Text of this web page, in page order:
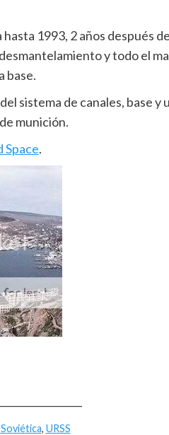
1993, 2 años después
y todo el
base.
sistema de canales, base y
munición.
Space.
, URSS